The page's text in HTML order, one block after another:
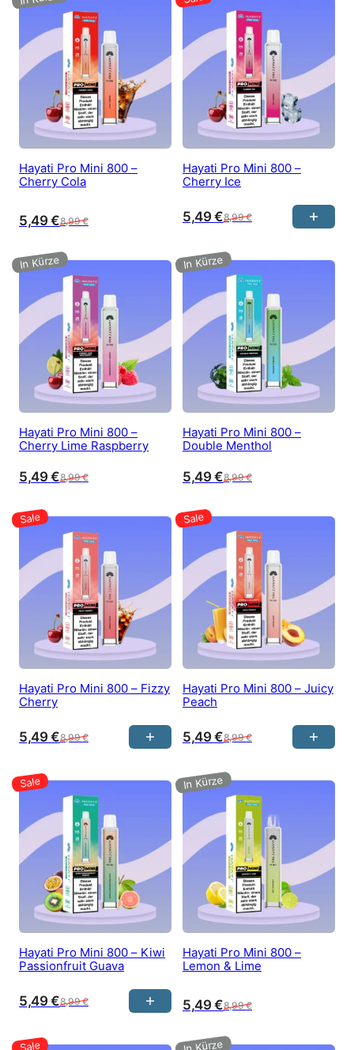
Hayati Pro Mini 800 –
Cherry Cola
8,99€
5,49€
Hayati Pro Mini 800 –
Cherry Ice
8,99€
5,49€
Hayati Pro Mini 800 –
Cherry Lime Raspberry
8,99€
5,49€
Hayati Pro Mini 800 –
Double Menthol
8,99€
5,49€
Hayati Pro Mini 800 – Fizzy
Cherry
8,99€
5,49€
Hayati Pro Mini 800 – Juicy
Peach
8,99€
5,49€
Hayati Pro Mini 800 – Kiwi
Passionfruit Guava
8,99€
5,49€
Hayati Pro Mini 800 –
Lemon & Lime
8,99€
5,49€